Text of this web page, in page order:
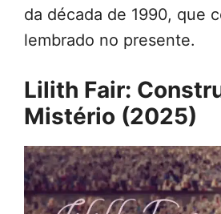
da década de 1990, que
lembrado no presente.
Lilith Fair:
Mistério (2025)